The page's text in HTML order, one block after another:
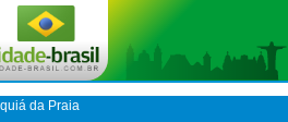
da Praia